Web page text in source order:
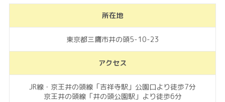
所在地
東京都三鷹市井の頭5-10-23
アクセス
JR線・京王井の頭線「吉祥寺駅」公園口より徒歩7分
京王井の頭線「井の頭公園駅」より徒歩6分